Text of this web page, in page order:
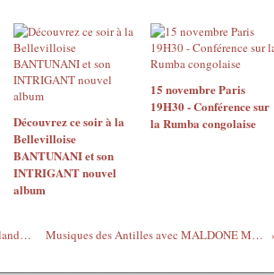
Découvrez ce soir à la
Bellevilloise
BANTUNANI et son
INTRIGANT nouvel
album
15 novembre Paris
19H30 - Conférence sur
la Rumba congolaise
6 mai - Ouattara ne reconnaît pas la victoire de Hollande, le fait arrêter et installe Sarkozy à l'Élysée Musiques des Antilles avec MALDONE MSAY : Nou Dé "version troubadour"